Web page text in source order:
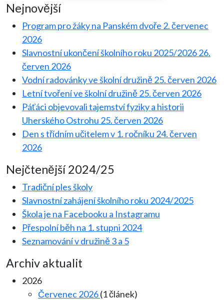
Nejnovější
Program pro žáky na Panském dvoře 2. červenec
2026
Slavnostní ukončení školního roku 2025/202626.
červen 2026
Vodní radovánky ve školní družině25. červen 2026
Letní tvoření ve školní družině25. červen 2026
Páťáci objevovali tajemství fyziky a historii
Uherského Ostrohu 25. červen 2026
Den s třídním učitelem v 1. ročníku 24. červen
2026
Nejčtenější 2024/25
Tradiční ples školy
Slavnostní zahájení školního roku 2024/2025
Škola je na Facebooku a Instagramu
Přespolní běh na 1. stupni 2024
Seznamování v družině 3 a 5
Archiv aktualit
2026
Červenec 2026(1 článek)